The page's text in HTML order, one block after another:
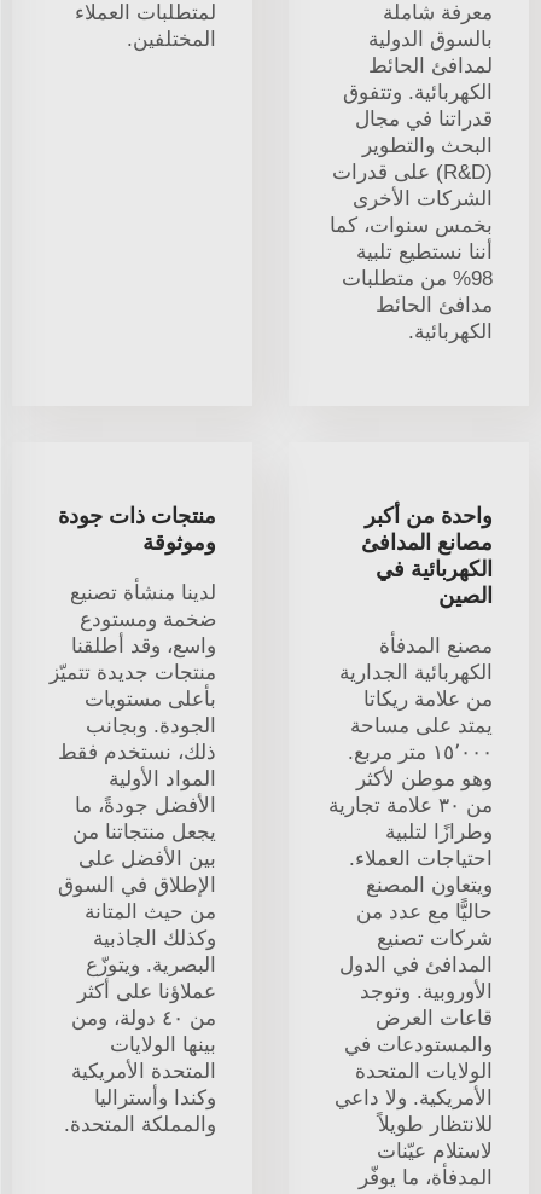
معرفة شاملة
بالسوق الدولية
لمدافئ الحائط
الكهربائية. وتتفوق
قدراتنا في مجال
البحث والتطوير
(R&D) على قدرات
الشركات الأخرى
بخمس سنوات، كما
أننا نستطيع تلبية
98% من متطلبات
مدافئ الحائط
الكهربائية.
لمتطلبات العملاء
المختلفين.
واحدة من أكبر
مصانع المدافئ
الكهربائية في
الصين
مصنع المدفأة
الكهربائية الجدارية
من علامة ريكاتا
يمتد على مساحة
١٥٬٠٠٠ متر مربع.
وهو موطن لأكثر
من ٣٠ علامة تجارية
وطرازًا لتلبية
احتياجات العملاء.
ويتعاون المصنع
حاليًّا مع عدد من
شركات تصنيع
المدافئ في الدول
الأوروبية. وتوجد
قاعات العرض
والمستودعات في
الولايات المتحدة
الأمريكية. ولا داعي
للانتظار طويلاً
لاستلام عيّنات
المدفأة، ما يوفّر
منتجات ذات جودة
وموثوقة
لدينا منشأة تصنيع
ضخمة ومستودع
واسع، وقد أطلقنا
منتجات جديدة تتميّز
بأعلى مستويات
الجودة. وبجانب
ذلك، نستخدم فقط
المواد الأولية
الأفضل جودةً، ما
يجعل منتجاتنا من
بين الأفضل على
الإطلاق في السوق
من حيث المتانة
وكذلك الجاذبية
البصرية. ويتوزّع
عملاؤنا على أكثر
من ٤٠ دولة، ومن
بينها الولايات
المتحدة الأمريكية
وكندا وأستراليا
والمملكة المتحدة.